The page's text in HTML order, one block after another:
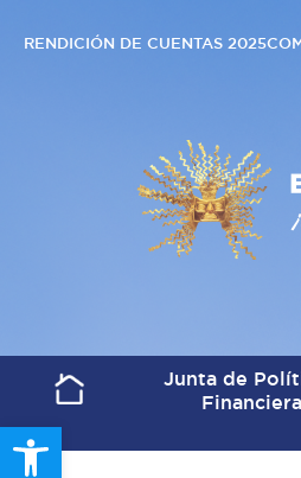
Open toolbar
RENDICIÓN DE CUENTAS 2025
Junta de